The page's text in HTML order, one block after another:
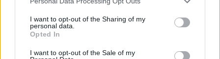
I want to opt-out of the Sharing of my
personal data.
Opted In
I want to opt-out of the Sale of my